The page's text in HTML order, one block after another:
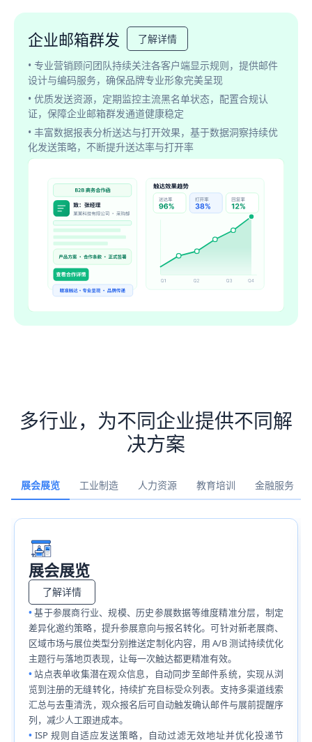
企业邮箱群发
了解详情
• 专业营销顾问团队持续关注各客户端显示规则，提供邮件
设计与编码服务，确保品牌专业形象完美呈现
• 优质发送资源，定期监控主流黑名单状态，配置合规认
证，保障企业邮箱群发通道健康稳定
• 丰富数据报表分析送达与打开效果，基于数据洞察持续优
化发送策略，不断提升送达率与打开率
多行业，为不同企业提供不同解
决方案
展会展览 工业制造 人力资源 教育培训 金融服务
展会展览
了解详情
基于参展商行业、规模、历史参展数据等维度精准分层，制定
差异化邀约策略，提升参展意向与报名转化。可针对新老展商、
区域市场与展位类型分别推送定制化内容，用 A/B 测试持续优化
主题行与落地页表现，让每一次触达都更精准有效。
站点表单收集潜在观众信息，自动同步至邮件系统，实现从浏
览到注册的无缝转化，持续扩充目标受众列表。支持多渠道线索
汇总与去重清洗，观众报名后可自动触发确认邮件与展前提醒序
列，减少人工跟进成本。
ISP 规则自适应发送策略，自动过滤无效地址并优化投递节